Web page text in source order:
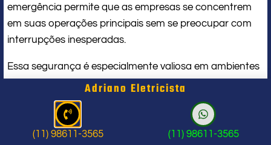
emergência permite que as empresas se concentrem
em suas operações principais sem se preocupar com
interrupções inesperadas.
Essa segurança é especialmente valiosa em ambientes
comerciais, onde a continuidade das operações é
crucial para o sucesso do negócio.
Os benefícios de um serviço de
Adriano Eletricista
(11) 98611-3565 (11) 98611-3565